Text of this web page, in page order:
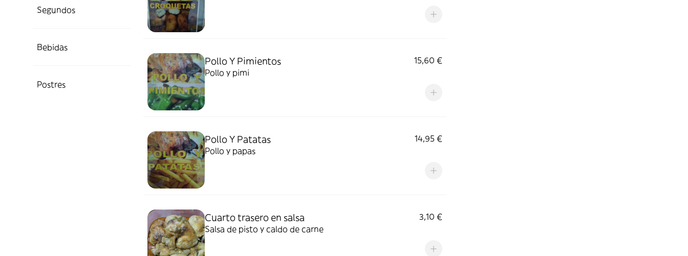
Segundos
Bebidas
Postres
Pollo Y Pimientos
15,60 €
Pollo y pimi
Pollo Y Patatas
14,95 €
Pollo y papas
Cuarto trasero en salsa
3,10 €
Salsa de pisto y caldo de carne